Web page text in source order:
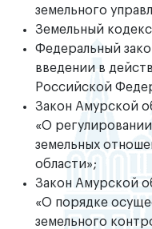
земельного
Земельный
Федеральный
введении в
Российской
Закон Амурской
«О
земельных
области»;
Закон Амурской
«О порядке
земельного